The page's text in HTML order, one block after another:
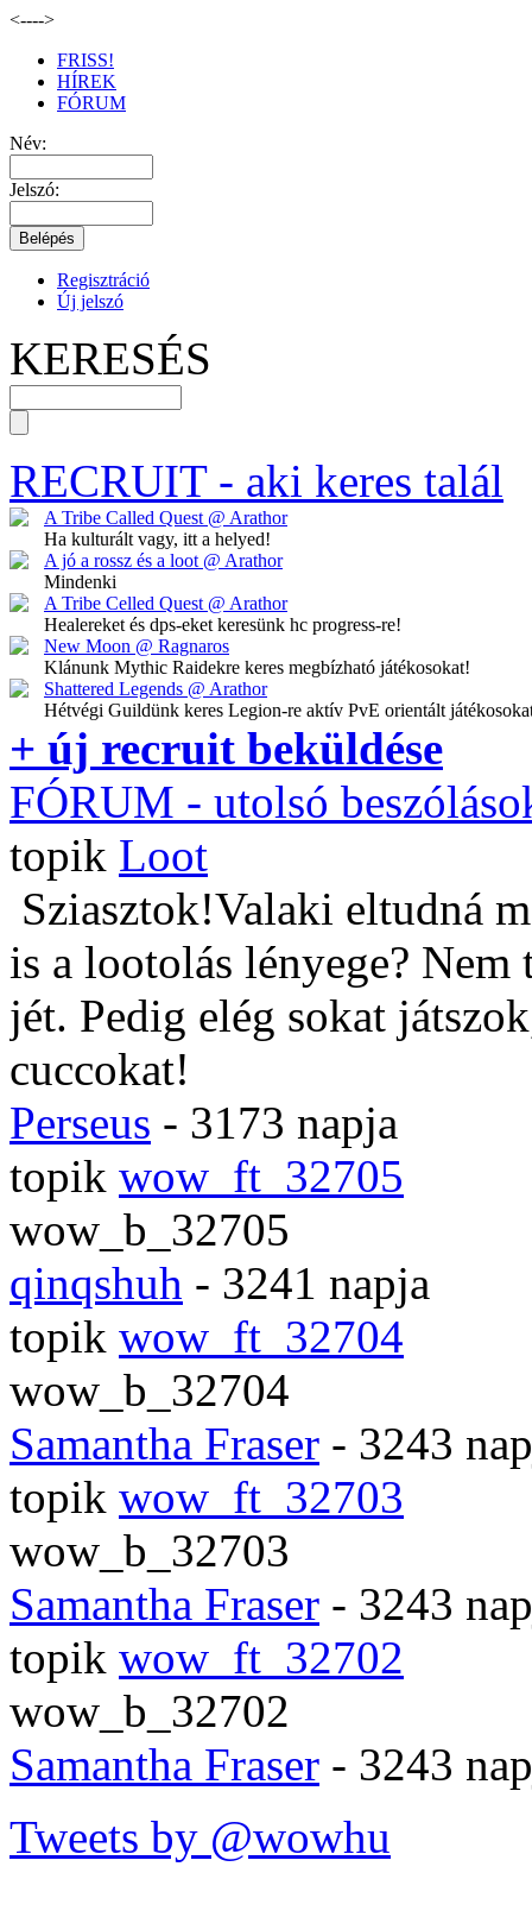
<---->
FRISS!
HÍREK
FÓRUM
Név:
Jelszó:
Regisztráció
Új jelszó
KERESÉS
RECRUIT- aki keres talál
A Tribe Called Quest @ Arathor
Ha kulturált vagy, itt a helyed!
A jó a rossz és a loot @ Arathor
Mindenki
A Tribe Celled Quest @ Arathor
Healereket és dps-eket keresünk hc progress-re!
New Moon @ Ragnaros
Klánunk Mythic Raidekre keres megbízható játékosokat!
Shattered Legends @ Arathor
Hétvégi Guildünk keres Legion-re aktív PvE orientált
+ új recruit beküldése
FÓRUM - utolsó
topik Loot
Sziasztok!Valaki eltudná
is a lootolás lényege?
jét. Pedig elég sokat
cuccokat!
Perseus - 3173 napja
topik wow_ft_32705
wow_b_32705
qinqshuh - 3241 napja
topik wow_ft_32704
wow_b_32704
Samantha Fraser - 3243
topik wow_ft_32703
wow_b_32703
Samantha Fraser - 3243
topik wow_ft_32702
wow_b_32702
Samantha Fraser - 3243
Tweets by @wowhu